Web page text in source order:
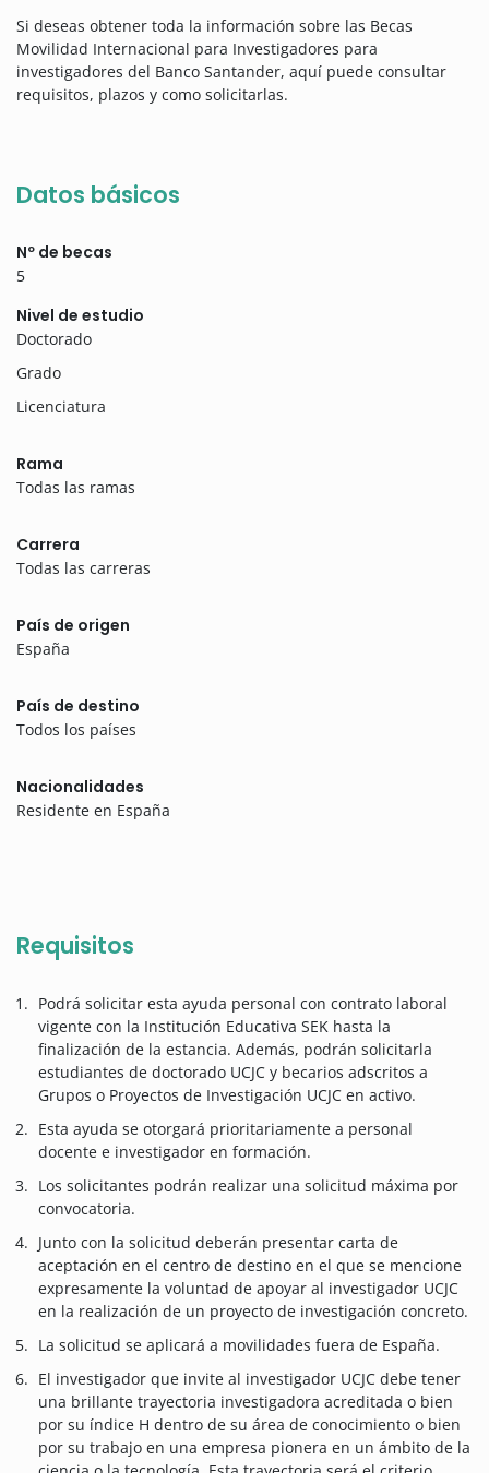
Si deseas obtener toda la información sobre las Becas
Movilidad Internacional para Investigadores para
investigadores del Banco Santander, aquí puede consultar
requisitos, plazos y como solicitarlas.
Datos básicos
Nº de becas
5
Nivel de estudio
Doctorado
Grado
Licenciatura
Rama
Todas las ramas
Carrera
Todas las carreras
País de origen
España
País de destino
Todos los países
Nacionalidades
Residente en España
Requisitos
Podrá solicitar esta ayuda personal con contrato laboral
vigente con la Institución Educativa SEK hasta la
finalización de la estancia. Además, podrán solicitarla
estudiantes de doctorado UCJC y becarios adscritos a
Grupos o Proyectos de Investigación UCJC en activo.
Esta ayuda se otorgará prioritariamente a personal
docente e investigador en formación.
Los solicitantes podrán realizar una solicitud máxima por
convocatoria.
Junto con la solicitud deberán presentar carta de
aceptación en el centro de destino en el que se mencione
expresamente la voluntad de apoyar al investigador UCJC
en la realización de un proyecto de investigación concreto.
La solicitud se aplicará a movilidades fuera de España.
El investigador que invite al investigador UCJC debe tener
una brillante trayectoria investigadora acreditada o bien
por su índice H dentro de su área de conocimiento o bien
por su trabajo en una empresa pionera en un ámbito de la